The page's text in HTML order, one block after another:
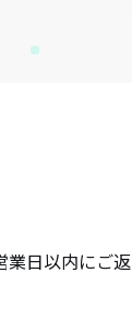
業日以内にご返